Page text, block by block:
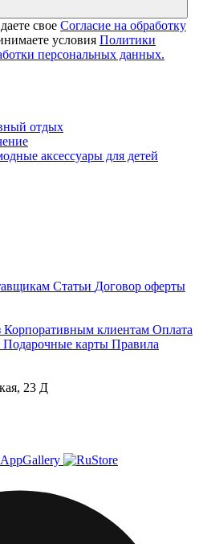
свое Согласие на обработку
условия Политики
персональных данных.
отдых
аксессуары для детей
Статьи Договор оферты
Корпоративным клиентам Оплата
Подарочные карты Правила
23 Д